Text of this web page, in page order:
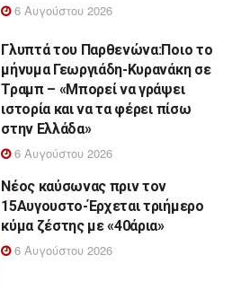
6 Αυγούστου 2026
Γλυπτά του Παρθενώνα:Ποιο το
μήνυμα Γεωργιάδη-Κυρανάκη σε
Τραμπ – «Μπορεί να γράψει
ιστορία και να τα φέρει πίσω
στην Ελλάδα»
6 Αυγούστου 2026
Νέος καύσωνας πριν τον
15Αυγουστο-Έρχεται τριήμερο
κύμα ζέστης με «40άρια»
6 Αυγούστου 2026